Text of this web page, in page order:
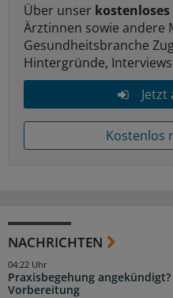
Über unser kostenloses
Ärztinnen sowie andere
Gesundheitsbranche
Hintergründe,
Jetzt
Kostenlos
NACHRICHTEN
Praxisbegehung
Vorbereitung
04:22 Uhr